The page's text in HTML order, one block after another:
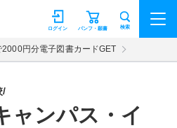
パンフ・願書
ログイン 検索
2000円分電子図書カードGET
/
ャンパス・イ